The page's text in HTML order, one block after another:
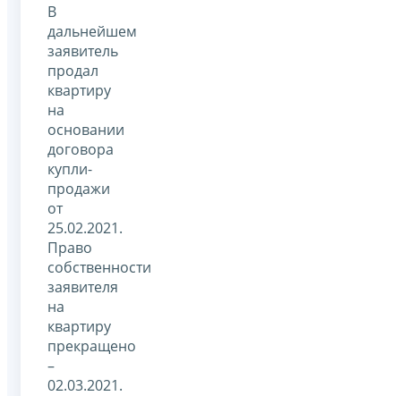
В
дальнейшем
заявитель
продал
квартиру
на
основании
договора
купли-
продажи
от
25.02.2021.
Право
собственности
заявителя
на
квартиру
прекращено
–
02.03.2021.